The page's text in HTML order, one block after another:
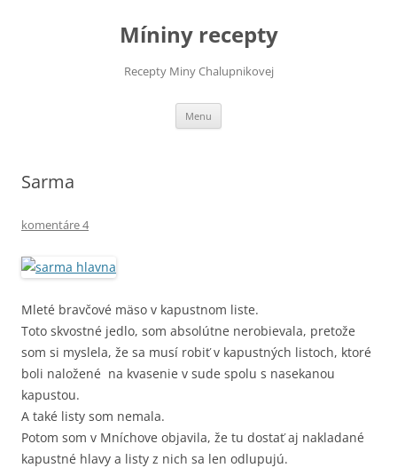
Míniny recepty
Recepty Miny Chalupnikovej
Menu
Sarma
komentáre 4
Mleté bravčové mäso v kapustnom liste.
Toto skvostné jedlo, som absolútne nerobievala, pretože
som si myslela, že sa musí robiť v kapustných listoch, ktoré
boli naložené na kvasenie v sude spolu s nasekanou
kapustou.
A také listy som nemala.
Potom som v Mníchove objavila, že tu dostať aj nakladané
kapustné hlavy a listy z nich sa len odlupujú.